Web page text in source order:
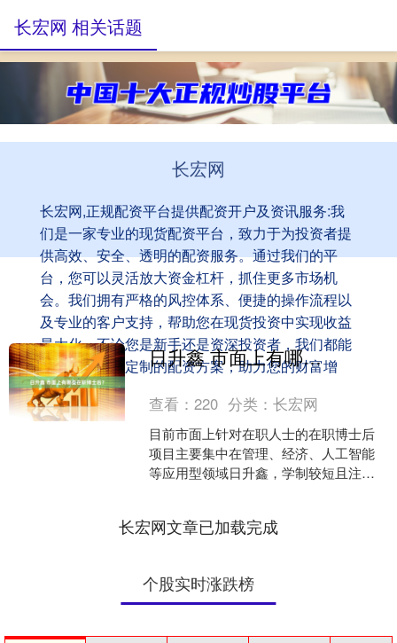
长宏网
长宏网,正规配资平台提供配资开户及资讯服务:我
们是一家专业的现货配资平台，致力于为投资者提
供高效、安全、透明的配资服务。通过我们的平
台，您可以灵活放大资金杠杆，抓住更多市场机
会。我们拥有严格的风控体系、便捷的操作流程以
及专业的客户支持，帮助您在现货投资中实现收益
最大化。不论您是新手还是资深投资者，我们都能
为您提供量身定制的配资方案，助力您的财富增
值！
长宏网 相关话题
日升鑫 市面上有哪些在职博士后？
查看：220 分类：长宏网
目前市面上针对在职人士的在职博士后
项目主要集中在管理、经济、人工智能
等应用型领域日升鑫，学制较短且注重
长宏网文章已加载完成
个股实时涨跌榜